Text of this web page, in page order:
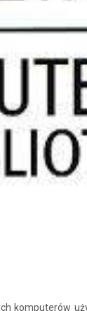
komputerów